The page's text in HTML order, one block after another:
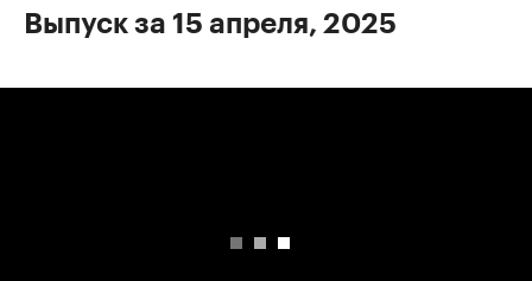
Выпуск за 15 апреля, 2025